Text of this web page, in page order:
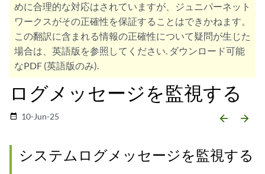
めに合理的な対応はされていますが、ジュニパーネット
ワークスがその正確性を保証することはできかねます。
この翻訳に含まれる情報の正確性について疑問が生じた
場合は、英語版を参照してください. ダウンロード可能
なPDF (英語版のみ).
ログメッセージを監視する
date_range 10-Jun-25 arrow_backward arrow_forward
システムログメッセージを監視する